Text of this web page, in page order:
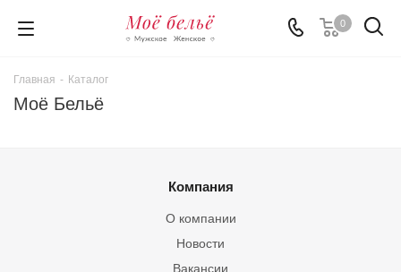
0
Главная - Каталог
Моё Бельё
Компания
О компании
Новости
Вакансии